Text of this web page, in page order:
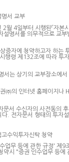
명서 교부
월 4일부터 시행된「자본
설명서를 의무적으로 교
증자에 청약하고자 하는
행령 제132조에 따라 투
서는 상기의 교부장소에
㈜의 인터넷 홈페이지나
문서 수신자의 사전동의
다. 전자문서 형태의 투자
고수익투자신탁 청약
업무 등에 관한 규정' 제9
약시 "증권 인수업무 등에